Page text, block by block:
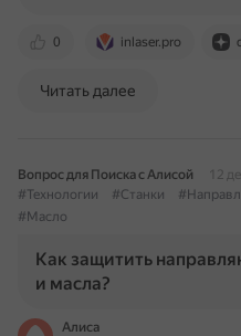
0 inlaser.pro
Читать далее
Вопрос для Поиска с Алисой
12
#Технологии
#Станки
#Масло
Как защитить
и масла?
Алиса